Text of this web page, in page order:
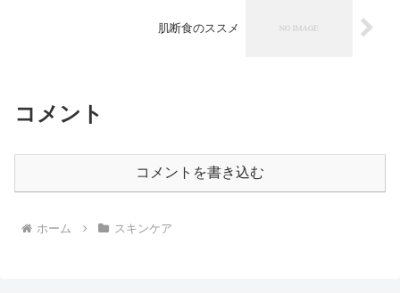
肌断食のススメ
コメント
コメントを書き込む
ホーム スキンケア